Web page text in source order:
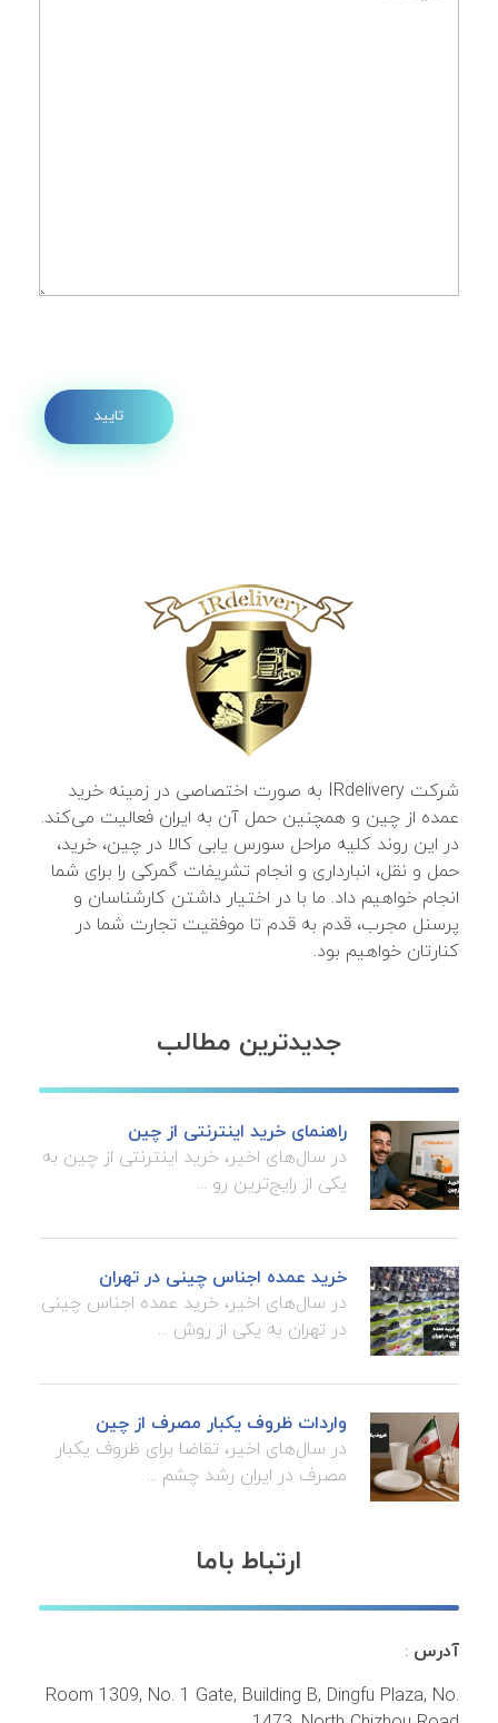
شرکت IRdelivery به صورت اختصاصی در زمینه خرید
عمده از چین و همچنین حمل آن به ایران فعالیت می‌کند.
در این روند کلیه مراحل سورس یابی کالا در چین، خرید،
حمل و نقل، انبارداری و انجام تشریفات گمرکی را برای شما
انجام خواهیم داد. ما با در اختیار داشتن کارشناسان و
پرسنل مجرب، قدم به قدم تا موفقیت تجارت شما در
کنارتان خواهیم بود.
جدیدترین مطالب
راهنمای خرید اینترنتی از چین
در سال‌های اخیر، خرید اینترنتی از چین به
یکی از رایج‌ترین رو ...
خرید عمده اجناس چینی در تهران
در سال‌های اخیر، خرید عمده اجناس چینی
در تهران به یکی از روش ...
واردات ظروف یکبار مصرف از چین
در سال‌های اخیر، تقاضا برای ظروف یکبار
مصرف در ایران رشد چشم ...
ارتباط باما
آدرس :
Room 1309, No. 1 Gate, Building B, Dingfu Plaza, No.